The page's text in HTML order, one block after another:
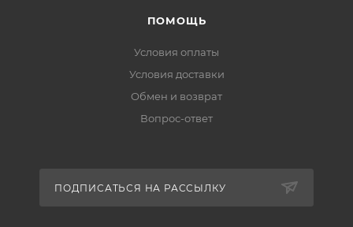
ПОМОЩЬ
Условия оплаты
Условия доставки
Обмен и возврат
Вопрос-ответ
ПОДПИСАТЬСЯ НА РАССЫЛКУ